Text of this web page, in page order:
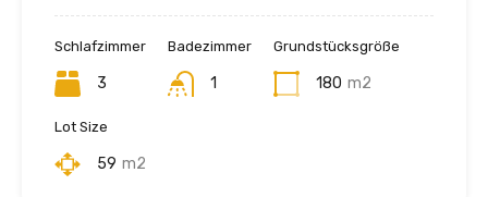
Schlafzimmer
3
Badezimmer
1
Grundstücksgröße
180 m2
Lot Size
59 m2